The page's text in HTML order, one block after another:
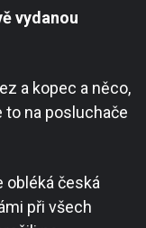
vydanou
a kopec a něco,
to na posluchače
obléká česká
při všech